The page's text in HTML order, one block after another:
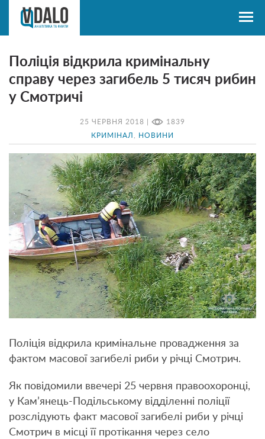
25 ЧЕРВНЯ 2018 | 1839
КРИМІНАЛ НОВИНИ
Поліція відкрила кримінальну
справу через загибель 5 тисяч рибин
у Смотричі
Поліція відкрила кримінальне провадження за
фактом масової загибелі риби у річці Смотрич.
Як повідомили ввечері 25 червня правоохоронці,
у Кам’янець-Подільському відділенні поліції
розслідують факт масової загибелі риби у річці
Смотрич в місці її протікання через село